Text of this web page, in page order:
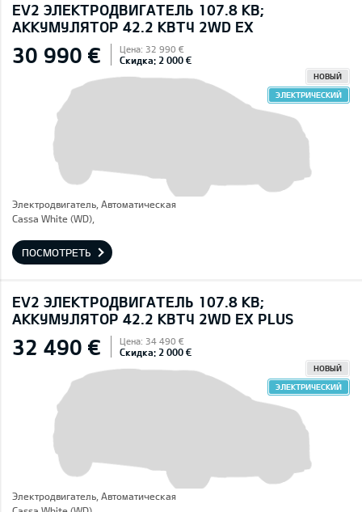
EV2 ЭЛЕКТРОДВИГАТЕЛЬ 107.8 КВ;
AККУМУЛЯТОР 42.2 КВТЧ 2WD EX
30 990 € Цена: 32 990 €
Скидка: 2 000 €
НОВЫЙ
ЭЛЕКТРИЧЕСКИЙ
Электродвигатель, Автоматическая
Cassa White (WD),
ПОСМОТРЕТЬ
EV2 ЭЛЕКТРОДВИГАТЕЛЬ 107.8 КВ;
AККУМУЛЯТОР 42.2 КВТЧ 2WD EX PLUS
32 490 € Цена: 34 490 €
Скидка: 2 000 €
НОВЫЙ
ЭЛЕКТРИЧЕСКИЙ
Электродвигатель, Автоматическая